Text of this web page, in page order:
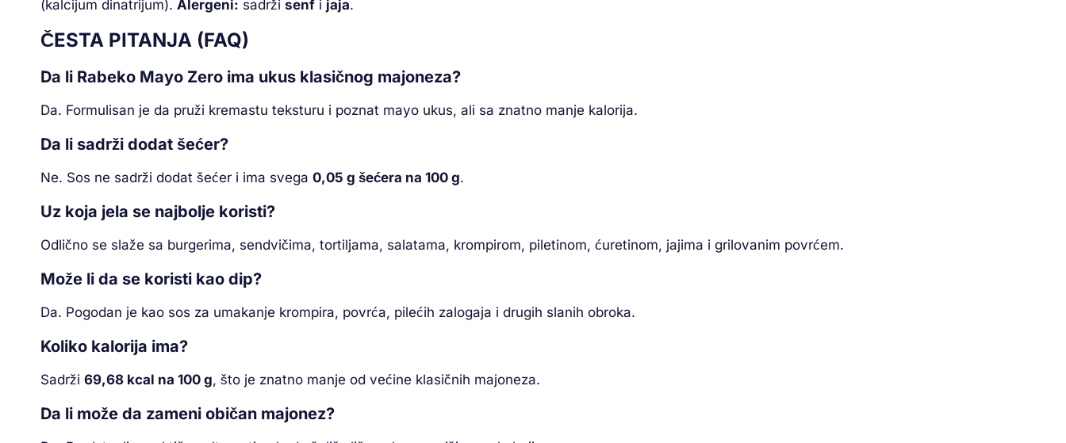
(kalcijum dinatrijum). Alergeni: sadrži senf i jaja.
ČESTA PITANJA (FAQ)
Da li Rabeko Mayo Zero ima ukus klasičnog majoneza?
Da. Formulisan je da pruži kremastu teksturu i poznat mayo ukus, ali sa znatno manje kalorija.
Da li sadrži dodat šećer?
Ne. Sos ne sadrži dodat šećer i ima svega 0,05 g šećera na 100 g.
Uz koja jela se najbolje koristi?
Odlično se slaže sa burgerima, sendvičima, tortiljama, salatama, krompirom, piletinom, ćuretinom, jajima i grilovanim povrćem.
Može li da se koristi kao dip?
Da. Pogodan je kao sos za umakanje krompira, povrća, pilećih zalogaja i drugih slanih obroka.
Koliko kalorija ima?
Sadrži 69,68 kcal na 100 g, što je znatno manje od većine klasičnih majoneza.
Da li može da zameni običan majonez?